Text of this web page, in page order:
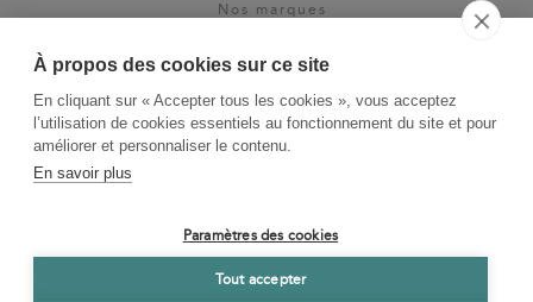
À propos des cookies sur ce site
En cliquant sur « Accepter tous les cookies », vous acceptez
l’utilisation de cookies essentiels au fonctionnement du site et pour
améliorer et personnaliser le contenu.
En savoir plus
Paramètres des cookies
Tout accepter
Nos marques
Espace pro
Newsletter
La Vie des Classiques